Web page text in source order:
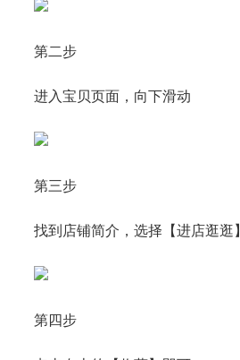
第二步
进入宝贝页面，向下滑动
第三步
找到店铺简介，选择【进店逛逛】
第四步